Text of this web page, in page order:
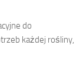
do
każdej rośliny,